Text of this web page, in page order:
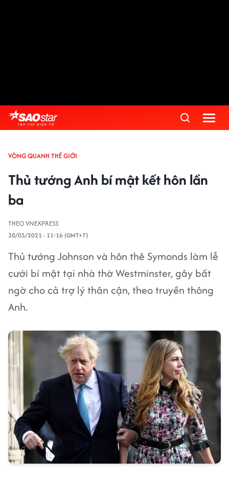
VÒNG QUANH THẾ GIỚI
Thủ tướng Anh bí mật kết hôn lần
ba
THEO VNEXPRESS
30/05/2021 - 11:16 (GMT+7)
Thủ tướng Johnson và hôn thê Symonds làm lễ
cưới bí mật tại nhà thờ Westminster, gây bất
ngờ cho cả trợ lý thân cận, theo truyền thông
Anh.